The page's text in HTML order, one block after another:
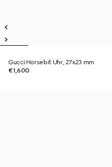
Gucci Horsebit Uhr, 27x23 mm
€1,600